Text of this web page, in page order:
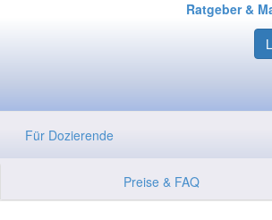
Ratgeber &
Für Dozierende
Preise & FAQ